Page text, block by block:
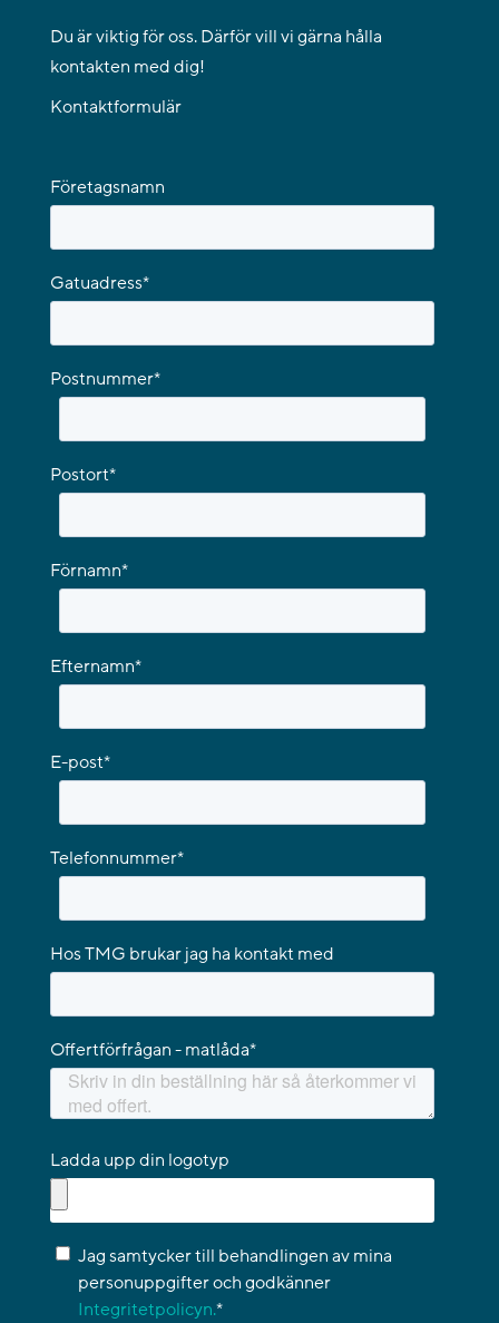
Du är viktig för oss. Därför vill vi gärna hålla
kontakten med dig!
Kontaktformulär
Företagsnamn
Gatuadress*
Postnummer*
Postort*
Förnamn*
Efternamn*
E-post*
Telefonnummer*
Hos TMG brukar jag ha kontakt med
Offertförfrågan - matlåda*
Ladda upp din logotyp
Jag samtycker till behandlingen av mina
personuppgifter och godkänner
Integritetpolicyn.*